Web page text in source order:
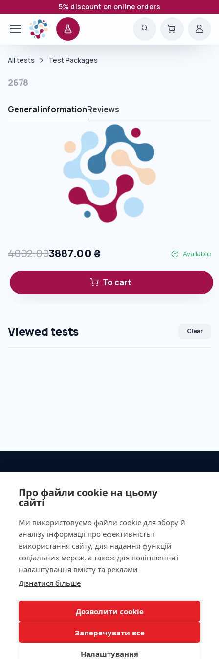
Про файли cookie на цьому
сайті
Ми використовуємо файли cookie для збору й
аналізу інформації про ефективність і
використання сайту, для надання функцій
соціальних мереж, а також для поліпшення і
налаштування вмісту та реклами
Дізнатися більше
Дозволити cookie
Заперечувати все
Налаштування
5% discount on online orders
All tests Test Packages
2678
General informationReviews
4092.003887.00 ₴ Available
To cart
Viewed tests Clear
September 23, 2011
Our Address
Laboratory
For Patients
Doctor appointment
Autoimmunology /